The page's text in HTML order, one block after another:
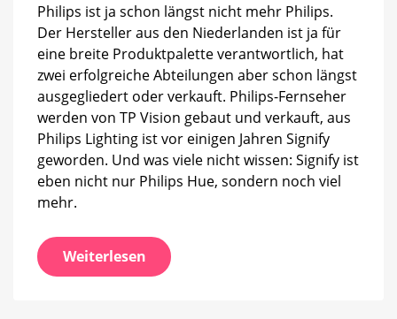
C-
Tischleuchte
vor
Philips ist ja schon längst nicht mehr Philips.
Der Hersteller aus den Niederlanden ist ja für
eine breite Produktpalette verantwortlich, hat
zwei erfolgreiche Abteilungen aber schon längst
ausgegliedert oder verkauft. Philips-Fernseher
werden von TP Vision gebaut und verkauft, aus
Philips Lighting ist vor einigen Jahren Signify
geworden. Und was viele nicht wissen: Signify ist
eben nicht nur Philips Hue, sondern noch viel
mehr.
Weiterlesen